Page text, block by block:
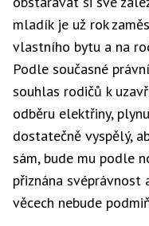
mladík je už rok
vlastního bytu a na
Podle současné
souhlas rodičů k
odběru elektřiny,
dostatečně vyspělý,
sám, bude mu podle
přiznána svéprávnost
věcech nebude